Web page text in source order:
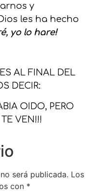
y
les ha hecho
yo lo hare!
AL FINAL DEL
DECIR:
OIDO, PERO
VEN!!!
será publicada. Los
con *